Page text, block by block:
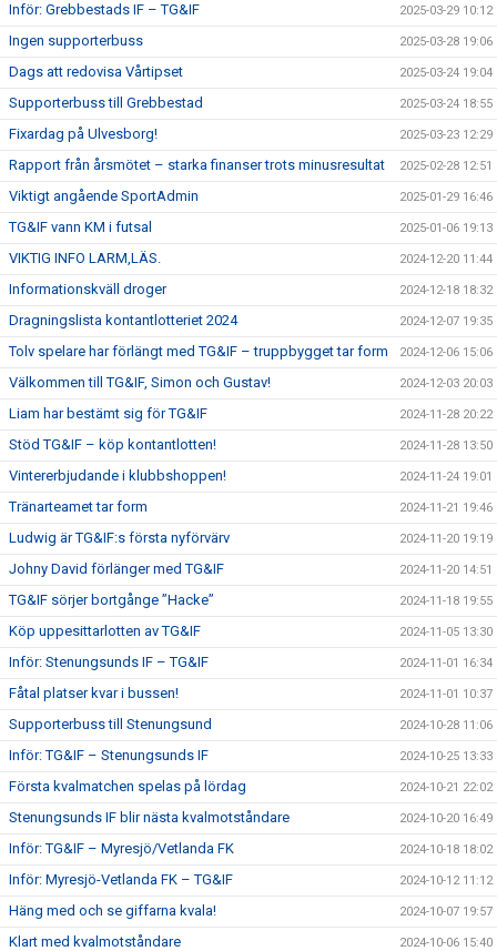
Inför: Grebbestads IF – TG&IF 2025-03-29 10:12
Ingen supporterbuss 2025-03-28 19:06
Dags att redovisa Vårtipset 2025-03-24 19:04
Supporterbuss till Grebbestad 2025-03-24 18:55
Fixardag på Ulvesborg! 2025-03-23 12:29
Rapport från årsmötet – starka finanser trots minusresultat 2025-02-28 12:51
Viktigt angående SportAdmin 2025-01-29 16:46
TG&IF vann KM i futsal 2025-01-06 19:13
VIKTIG INFO LARM,LÄS. 2024-12-20 11:44
Informationskväll droger 2024-12-18 18:32
Dragningslista kontantlotteriet 2024 2024-12-07 19:35
Tolv spelare har förlängt med TG&IF – truppbygget tar form 2024-12-06 15:06
Välkommen till TG&IF, Simon och Gustav! 2024-12-03 20:03
Liam har bestämt sig för TG&IF 2024-11-28 20:22
Stöd TG&IF – köp kontantlotten! 2024-11-28 13:50
Vintererbjudande i klubbshoppen! 2024-11-24 19:01
Tränarteamet tar form 2024-11-21 19:46
Ludwig är TG&IF:s första nyförvärv 2024-11-20 19:19
Johny David förlänger med TG&IF 2024-11-20 14:51
TG&IF sörjer bortgånge ”Hacke” 2024-11-18 19:55
Köp uppesittarlotten av TG&IF 2024-11-05 13:30
Inför: Stenungsunds IF – TG&IF 2024-11-01 16:34
Fåtal platser kvar i bussen! 2024-11-01 10:37
Supporterbuss till Stenungsund 2024-10-28 11:06
Inför: TG&IF – Stenungsunds IF 2024-10-25 13:33
Första kvalmatchen spelas på lördag 2024-10-21 22:02
Stenungsunds IF blir nästa kvalmotståndare 2024-10-20 16:49
Inför: TG&IF – Myresjö/Vetlanda FK 2024-10-18 18:02
Inför: Myresjö-Vetlanda FK – TG&IF 2024-10-12 11:12
Häng med och se giffarna kvala! 2024-10-07 19:57
Klart med kvalmotståndare 2024-10-06 15:40